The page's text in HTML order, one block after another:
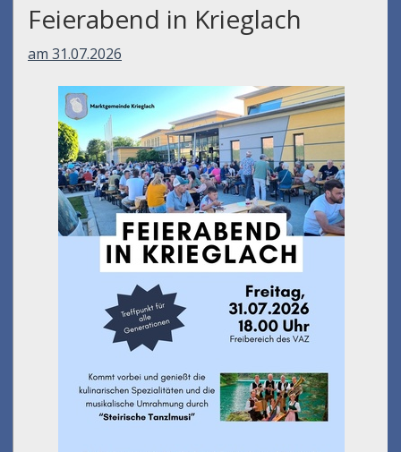
Feierabend in Krieglach
am 31.07.2026